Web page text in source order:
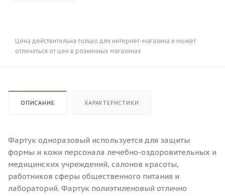
Цена действительна только для интернет-магазина и может
отличаться от цен в розничных магазинах
ОПИСАНИЕ ХАРАКТЕРИСТИКИ
Фартук одноразовый используется для защиты
формы и кожи персонала лечебно-оздоровительных и
медицинских учреждений, салонов красоты,
работников сферы общественного питания и
лабораторий. Фартук полиэтиленовый отлично